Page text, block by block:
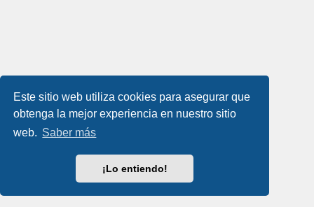
Este sitio web utiliza cookies para asegurar que
obtenga la mejor experiencia en nuestro sitio
web. Saber más
¡Lo entiendo!